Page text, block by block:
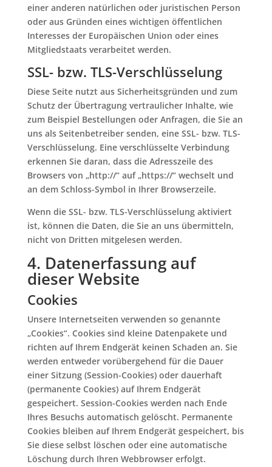
einer anderen natürlichen oder juristischen Person
oder aus Gründen eines wichtigen öffentlichen
Interesses der Europäischen Union oder eines
Mitgliedstaats verarbeitet werden.
SSL- bzw. TLS-Verschlüsselung
Diese Seite nutzt aus Sicherheitsgründen und zum
Schutz der Übertragung vertraulicher Inhalte, wie
zum Beispiel Bestellungen oder Anfragen, die Sie an
uns als Seitenbetreiber senden, eine SSL- bzw. TLS-
Verschlüsselung. Eine verschlüsselte Verbindung
erkennen Sie daran, dass die Adresszeile des
Browsers von „http://“ auf „https://“ wechselt und
an dem Schloss-Symbol in Ihrer Browserzeile.
Wenn die SSL- bzw. TLS-Verschlüsselung aktiviert
ist, können die Daten, die Sie an uns übermitteln,
nicht von Dritten mitgelesen werden.
4. Datenerfassung auf
dieser Website
Cookies
Unsere Internetseiten verwenden so genannte
„Cookies“. Cookies sind kleine Datenpakete und
richten auf Ihrem Endgerät keinen Schaden an. Sie
werden entweder vorübergehend für die Dauer
einer Sitzung (Session-Cookies) oder dauerhaft
(permanente Cookies) auf Ihrem Endgerät
gespeichert. Session-Cookies werden nach Ende
Ihres Besuchs automatisch gelöscht. Permanente
Cookies bleiben auf Ihrem Endgerät gespeichert, bis
Sie diese selbst löschen oder eine automatische
Löschung durch Ihren Webbrowser erfolgt.